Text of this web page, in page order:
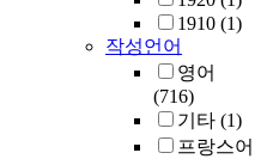
1910 (1)
작성언어
영어
(716)
기타 (1)
프랑스어